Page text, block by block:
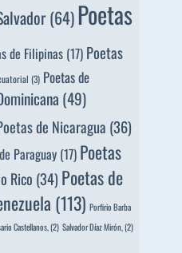
(64)Poetas
de Filipinas (17) Poetas
(3) Poetas de
(49)
de Nicaragua (36)
Paraguay (17) Poetas
Rico (34) Poetas de
(113) Porfirio Barba
Castellanos, (2) Salvador Díaz Mirón, (2)